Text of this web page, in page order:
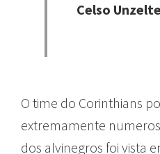
Celso Unzelte
O time do Corinthians
extremamente
dos alvinegros foi vista